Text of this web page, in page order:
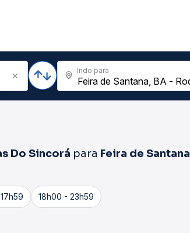
Indo para
Do Sincorá para Feira de Santana
18h00 - 23h59